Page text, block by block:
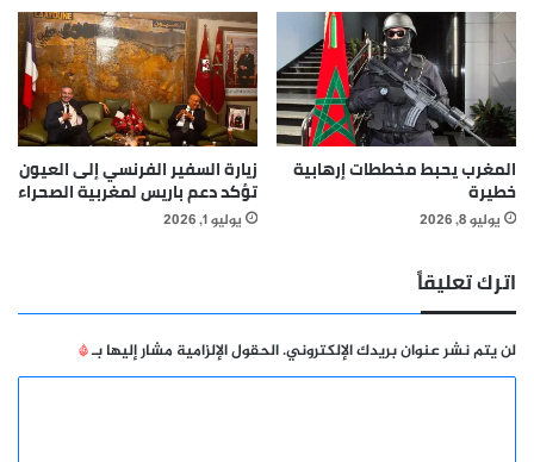
المغرب يحبط مخططات إرهابية
خطيرة
يوليو 8, 2026
زيارة السفير الفرنسي إلى العيون
تؤكد دعم باريس لمغربية الصحراء
يوليو 1, 2026
اترك تعليقاً
لن يتم نشر عنوان بريدك الإلكتروني.الحقول الإلزامية مشار إليها بـ*